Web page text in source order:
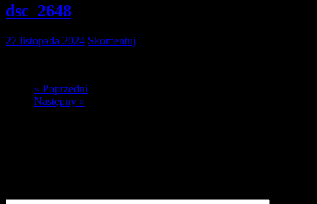
dsc_2648
27 listopada 2024 Skomentuj
« Poprzedni
Następny »